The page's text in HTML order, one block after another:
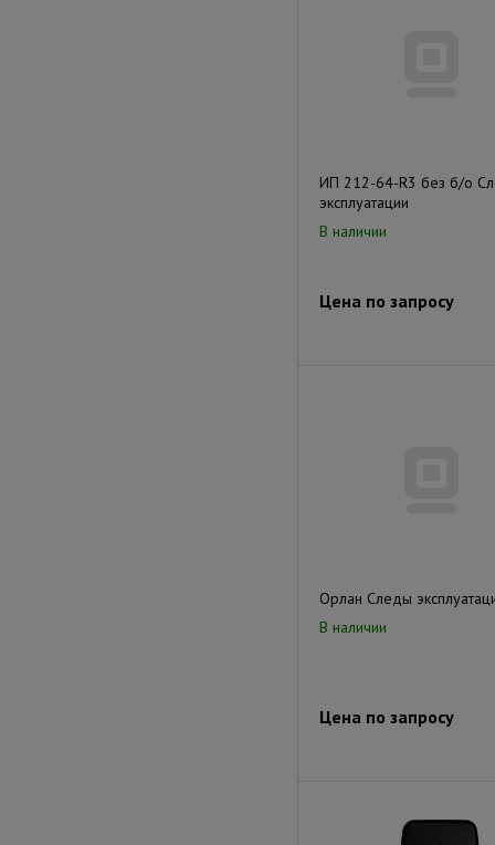
ИП 212-64-R3 без б/о
эксплуатации
В наличии
Цена по запросу
Орлан Следы
В наличии
Цена по запросу